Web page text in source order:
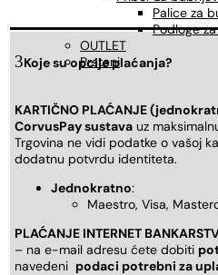
Palice za
Podloge
OUTLET
Prsteni
Koje su opcije plaćanja?
KARTIČNO PLAĆANJE
CorvusPay sustava uz
Trgovina ne vidi podatke o vašoj
dodatnu potvrdu identiteta.
Jednokratno:
Maestro, Visa,
PLAĆANJE INTERNET
– na e-mail adresu ćete dobiti
navedeni podaci potrebni za